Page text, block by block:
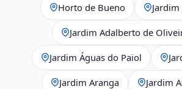
Horto de Bueno
Jardim Adalberto de
Jardim Águas do Paiol
Jardim Aranga Jardim